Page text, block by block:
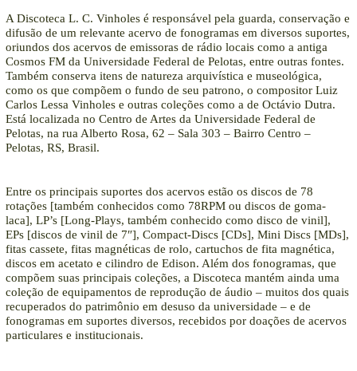
A Discoteca L. C. Vinholes é responsável pela guarda, conservação e
difusão de um relevante acervo de fonogramas em diversos suportes,
oriundos dos acervos de emissoras de rádio locais como a antiga
Cosmos FM da Universidade Federal de Pelotas, entre outras fontes.
Também conserva itens de natureza arquivística e museológica,
como os que compõem o fundo de seu patrono, o compositor Luiz
Carlos Lessa Vinholes e outras coleções como a de Octávio Dutra.
Está localizada no Centro de Artes da Universidade Federal de
Pelotas, na rua Alberto Rosa, 62 – Sala 303 – Bairro Centro –
Pelotas, RS, Brasil.
Entre os principais suportes dos acervos estão os discos de 78
rotações [também conhecidos como 78RPM ou discos de goma-
laca], LP’s [Long-Plays, também conhecido como disco de vinil],
EPs [discos de vinil de 7″], Compact-Discs [CDs], Mini Discs [MDs],
fitas cassete, fitas magnéticas de rolo, cartuchos de fita magnética,
discos em acetato e cilindro de Edison. Além dos fonogramas, que
compõem suas principais coleções, a Discoteca mantém ainda uma
coleção de equipamentos de reprodução de áudio – muitos dos quais
recuperados do patrimônio em desuso da universidade – e de
fonogramas em suportes diversos, recebidos por doações de acervos
particulares e institucionais.